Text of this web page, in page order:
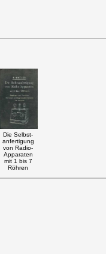
Die Selbst-
anfertigung
von Radio-
Apparaten
mit 1 bis 7
Röhren